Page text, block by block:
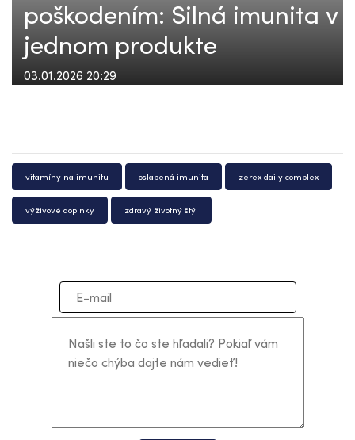
poškodením: Silná imunita v
jednom produkte
03.01.2026 20:29
vitamíny na imunitu oslabená imunita zerex daily complex
výživové doplnky zdravý životný štýl